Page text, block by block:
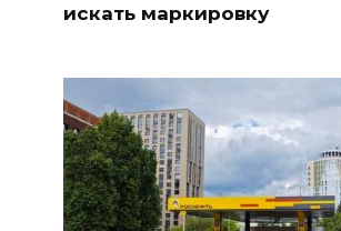
искать маркировку